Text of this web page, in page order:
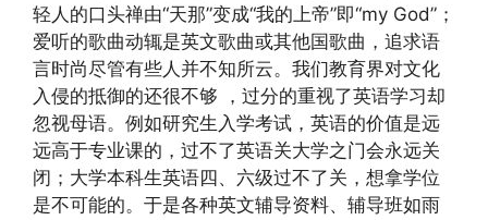
轻人的口头禅由“天那”变成“我的上帝”即“my God”；
爱听的歌曲动辄是英文歌曲或其他国歌曲，追求语
言时尚尽管有些人并不知所云。我们教育界对文化
入侵的抵御的还很不够 ，过分的重视了英语学习却
忽视母语。例如研究生入学考试，英语的价值是远
远高于专业课的，过不了英语关大学之门会永远关
闭；大学本科生英语四、六级过不了关，想拿学位
是不可能的。于是各种英文辅导资料、辅导班如雨